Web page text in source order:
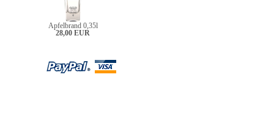
Apfelbrand 0,35l
28,00 EUR